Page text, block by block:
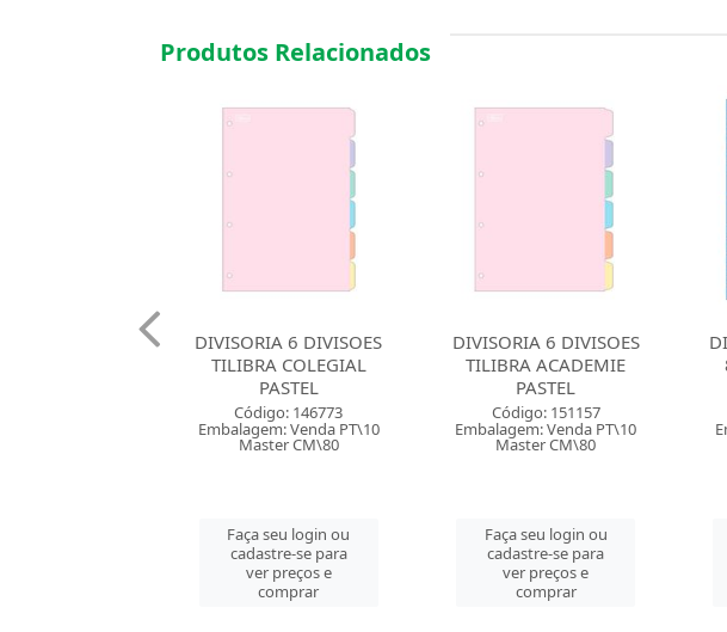
Produtos Relacionados
DIVISORIA 6 DIVISOES
TILIBRA ACADEMIE
PASTEL
Código: 151157
Embalagem: Venda PT\10
Master CM\80
Faça seu login ou
cadastre-se para
ver preços e
comprar
DIVISORIA 6 DIVISOES
856 PP ACP SWEET
UNIVERSAL
Código: 151739
Embalagem: Venda PC\1
Master CM\50
Faça seu login ou
cadastre-se para
ver preços e
comprar